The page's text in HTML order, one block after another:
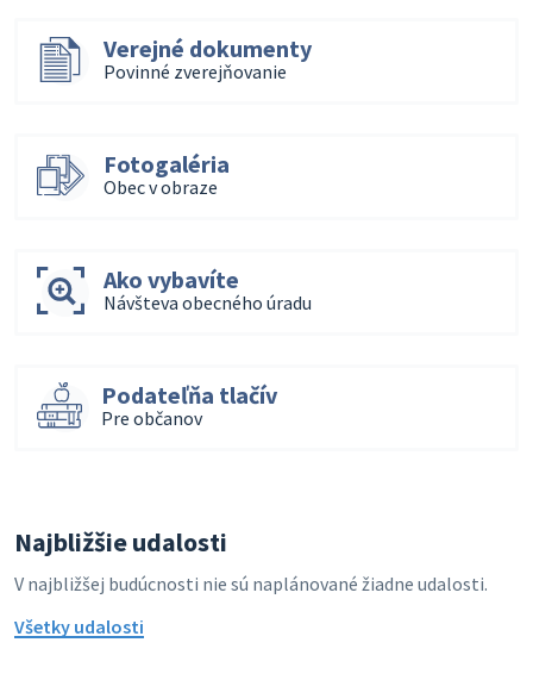
Verejné dokumenty
Povinné zverejňovanie
Fotogaléria
Obec v obraze
Ako vybavíte
Návšteva obecného úradu
Podateľňa tlačív
Pre občanov
Najbližšie udalosti
V najbližšej budúcnosti nie sú naplánované žiadne udalosti.
Všetky udalosti